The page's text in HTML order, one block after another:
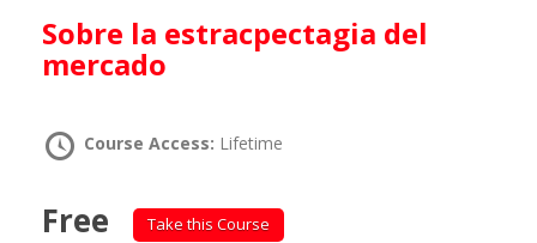
Sobre la estracpectagia del
mercado
Course Access: Lifetime
Free Take this Course